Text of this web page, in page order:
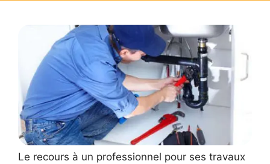
Le recours à un professionnel pour ses travaux